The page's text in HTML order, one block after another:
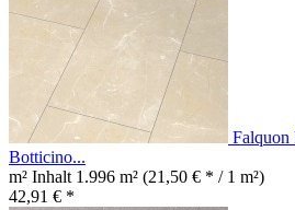
Falquon
Botticino...
m² Inhalt 1.996 m² (21,50 € * / 1 m²)
42,91 € *